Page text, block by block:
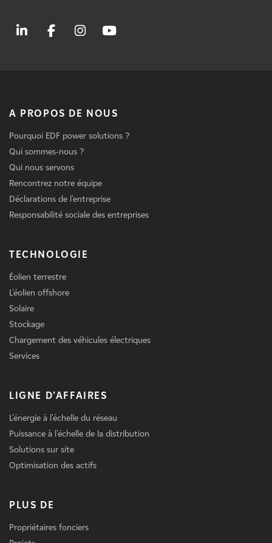
A PROPOS DE NOUS
Pourquoi EDF power solutions ?
Qui sommes-nous ?
Qui nous servons
Rencontrez notre équipe
Déclarations de l'entreprise
Responsabilité sociale des entreprises
TECHNOLOGIE
Éolien terrestre
L'éolien offshore
Solaire
Stockage
Chargement des véhicules électriques
Services
LIGNE D'AFFAIRES
L'énergie à l'échelle du réseau
Puissance à l'échelle de la distribution
Solutions sur site
Optimisation des actifs
PLUS DE
Propriétaires fonciers